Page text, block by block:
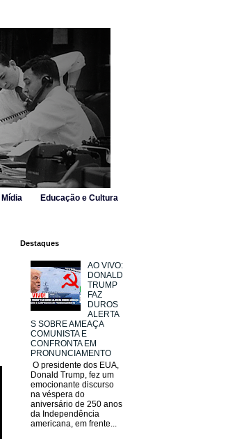
Mídia Educação e Cultura
Destaques
AO VIVO:
DONALD
TRUMP
FAZ
DUROS
ALERTA
S SOBRE AMEAÇA
COMUNISTA E
CONFRONTA EM
PRONUNCIAMENTO
O presidente dos EUA,
Donald Trump, fez um
emocionante discurso
na véspera do
aniversário de 250 anos
da Independência
americana, em frente...